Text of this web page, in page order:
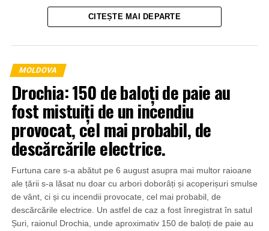
CITEȘTE MAI DEPARTE
MOLDOVA
Drochia: 150 de baloți de paie au
fost mistuiți de un incendiu
provocat, cel mai probabil, de
descărcările electrice.
Furtuna care s-a abătut pe 6 august asupra mai multor raioane
ale țării s-a lăsat nu doar cu arbori doborâți și acoperișuri smulse
de vânt, ci și cu incendii provocate, cel mai probabil, de
descărcările electrice. Un astfel de caz a fost înregistrat în satul
Șuri, raionul Drochia, unde aproximativ 150 de baloți de paie au